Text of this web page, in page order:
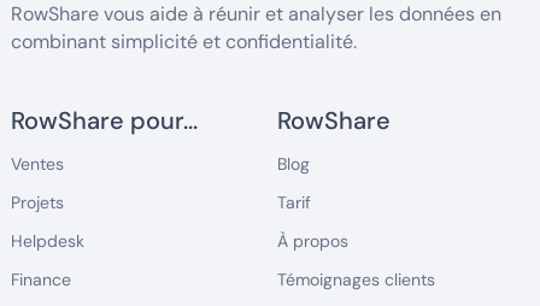
RowShare vous aide à réunir et analyser les données en
combinant simplicité et confidentialité.
RowShare pour...
Ventes
Projets
Helpdesk
Finance
RowShare
Blog
Tarif
À propos
Témoignages clients